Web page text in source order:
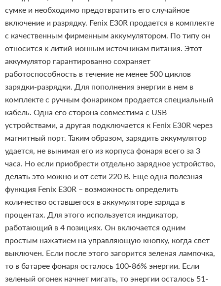
сумке и необходимо предотвратить его случайное
включение и разрядку. Fenix E30R продается в комплекте
с качественным фирменным аккумулятором. По типу он
относится к литий-ионным источникам питания. Этот
аккумулятор гарантированно сохраняет
работоспособность в течение не менее 500 циклов
зарядки-разрядки. Для пополнения энергии в нем в
комплекте с ручным фонариком продается специальный
кабель. Одна его сторона совместима с USB
устройствами, а другая подключается к Fenix E30R через
магнитный порт. Таким образом, зарядить аккумулятор
удается, не вынимая его из корпуса фонаря всего за 3
часа. Но если приобрести отдельно зарядное устройство,
делать это можно и от сети 220 В. Еще одна полезная
функция Fenix E30R – возможность определить
количество оставшегося в аккумуляторе заряда в
процентах. Для этого используется индикатор,
работающий в 4 позициях. Он включается одним
простым нажатием на управляющую кнопку, когда свет
выключен. Если после этого загорится зеленая лампочка,
то в батарее фонаря осталось 100-86% энергии. Если
зеленый огонек начнет мигать, то энергии осталось 51-